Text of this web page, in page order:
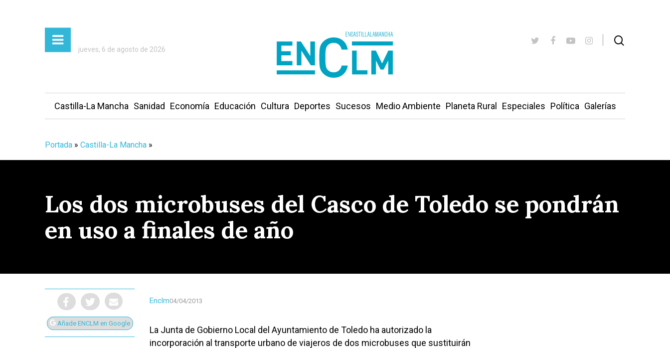
jueves, 6 de agosto de 2026
Castilla-La Mancha Sanidad Economía Educación Cultura Deportes Sucesos Medio Ambiente Planeta Rural Especiales Política Galerías
Portada » Castilla-La Mancha »
Los dos microbuses del Casco de Toledo se pondrán
en uso a finales de año
Añade ENCLM en Google
Enclm04/04/2013
La Junta de Gobierno Local del Ayuntamiento de Toledo ha autorizado la
incorporación al transporte urbano de viajeros de dos microbuses que sustituirán